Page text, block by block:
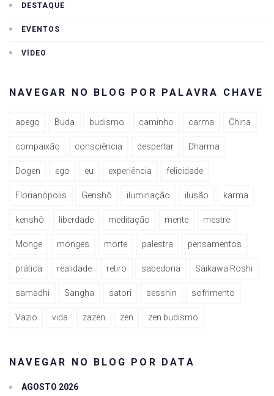
DESTAQUE
EVENTOS
VÍDEO
NAVEGAR NO BLOG POR PALAVRA CHAVE
apego Buda budismo caminho carma China
compaixão consciência despertar Dharma
Dogen ego eu experiência felicidade
Florianópolis Genshô iluminação ilusão karma
kenshô liberdade meditação mente mestre
Monge monges morte palestra pensamentos
prática realidade retiro sabedoria Saikawa Roshi
samadhi Sangha satori sesshin sofrimento
Vazio vida zazen zen zen budismo
NAVEGAR NO BLOG POR DATA
AGOSTO 2026